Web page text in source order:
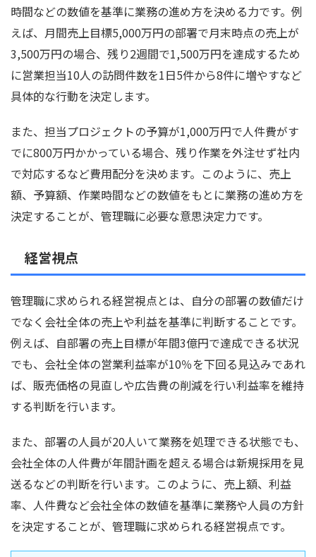
時間などの数値を基準に業務の進め方を決める力です。例
えば、月間売上目標5,000万円の部署で月末時点の売上が
3,500万円の場合、残り2週間で1,500万円を達成するため
に営業担当10人の訪問件数を1日5件から8件に増やすなど
具体的な行動を決定します。
また、担当プロジェクトの予算が1,000万円で人件費がす
でに800万円かかっている場合、残り作業を外注せず社内
で対応するなど費用配分を決めます。このように、売上
額、予算額、作業時間などの数値をもとに業務の進め方を
決定することが、管理職に必要な意思決定力です。
経営視点
管理職に求められる経営視点とは、自分の部署の数値だけ
でなく会社全体の売上や利益を基準に判断することです。
例えば、自部署の売上目標が年間3億円で達成できる状況
でも、会社全体の営業利益率が10％を下回る見込みであれ
ば、販売価格の見直しや広告費の削減を行い利益率を維持
する判断を行います。
また、部署の人員が20人いて業務を処理できる状態でも、
会社全体の人件費が年間計画を超える場合は新規採用を見
送るなどの判断を行います。このように、売上額、利益
率、人件費など会社全体の数値を基準に業務や人員の方針
を決定することが、管理職に求められる経営視点です。